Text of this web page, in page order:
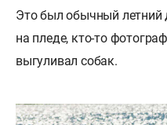
Это был обычный летний
на пледе, кто-то
выгуливал собак.